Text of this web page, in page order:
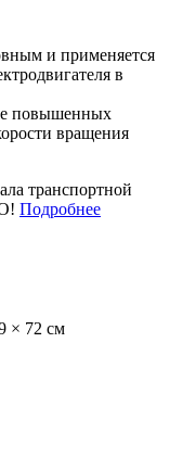
и применяется
в
повышенных
вращения
транспортной
Подробнее
× 72 см